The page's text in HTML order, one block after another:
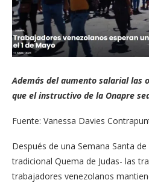
Además del aumento salarial las
que el instructivo de la Onapre
Fuente: Vanessa Davies
Después de una Semana Santa
tradicional Quema de Judas- las
trabajadores venezolanos